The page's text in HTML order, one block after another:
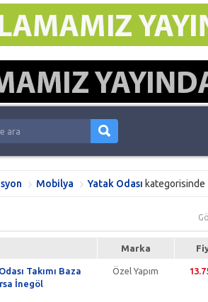
Mobilya Yatak Odası kategorisinde
Marka
Takımı Baza
İnegöl
Özel Yapım